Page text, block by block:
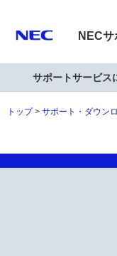
NEC
サポートサービス
トップ サポート・ダウン